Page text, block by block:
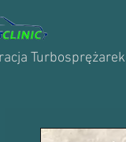
Turbosprężarek